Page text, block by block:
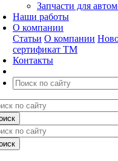
Запчасти для
Наши работы
О компании
Статьи О компании
сертификат ТМ
Контакты